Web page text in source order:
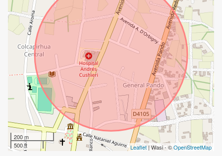
200 m
500 ft
Leaflet | Wasi - ©OpenStreetMap